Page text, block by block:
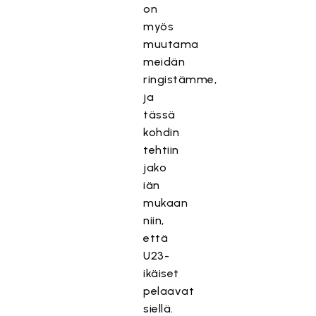
on
myös
muutama
meidän
ringistämme,
ja
tässä
kohdin
tehtiin
jako
iän
mukaan
niin,
että
U23-
ikäiset
pelaavat
siellä.